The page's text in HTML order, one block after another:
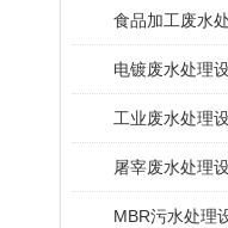
食品加工废水
电镀废水处理
工业废水处理
屠宰废水处理
MBR污水处理